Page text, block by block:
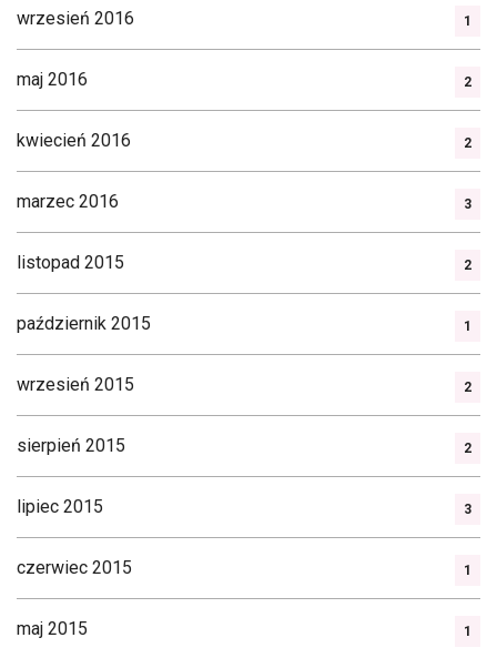
wrzesień 2016 1
maj 2016 2
kwiecień 2016 2
marzec 2016 3
listopad 2015 2
październik 2015 1
wrzesień 2015 2
sierpień 2015 2
lipiec 2015 3
czerwiec 2015 1
maj 2015 1